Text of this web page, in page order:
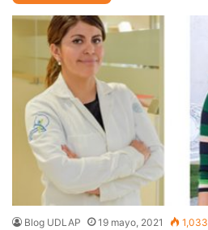
Blog UDLAP 19 mayo, 2021 1,033